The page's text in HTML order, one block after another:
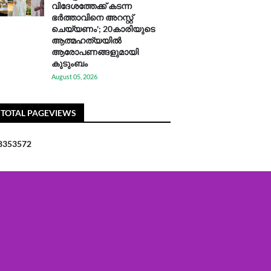
വിദേശത്തേക്ക് കടന്ന
ഭർത്താവിനെ അറസ്റ്റ്
ചെയ്യണം'; 20കാരിയുടെ
ആത്മഹത്യയിൽ
ആരോപണങ്ങളുമായി
കുടുംബം
August 05, 2026
TOTAL PAGEVIEWS
353572